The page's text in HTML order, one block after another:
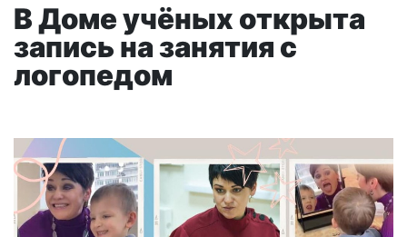
В Доме учёных открыта
запись на занятия с
логопедом